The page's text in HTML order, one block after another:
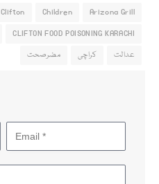
Arizona Grill
Children
Clifton
CLIFTON FOOD POISONING KARACHI
عدالت
کراچی مضرصحت